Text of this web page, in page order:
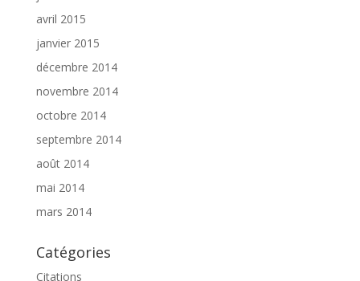
avril 2015
janvier 2015
décembre 2014
novembre 2014
octobre 2014
septembre 2014
août 2014
mai 2014
mars 2014
Catégories
Citations